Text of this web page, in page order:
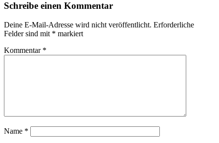
Schreibe einen Kommentar
Deine E-Mail-Adresse wird nicht veröffentlicht. Erforderliche
Felder sind mit * markiert
Kommentar *
Name *